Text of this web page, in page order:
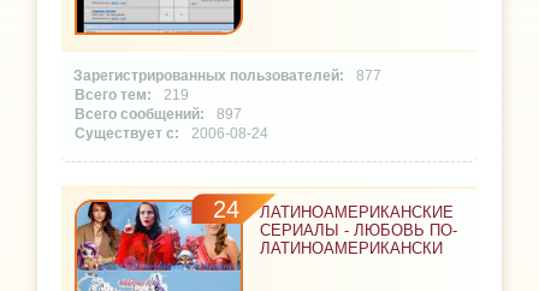
877
219
897
2006-08-24
24
ЛАТИНОАМЕРИКАНСКИЕ
СЕРИАЛЫ - ЛЮБОВЬ ПО-
ЛАТИНОАМЕРИКАНСКИ